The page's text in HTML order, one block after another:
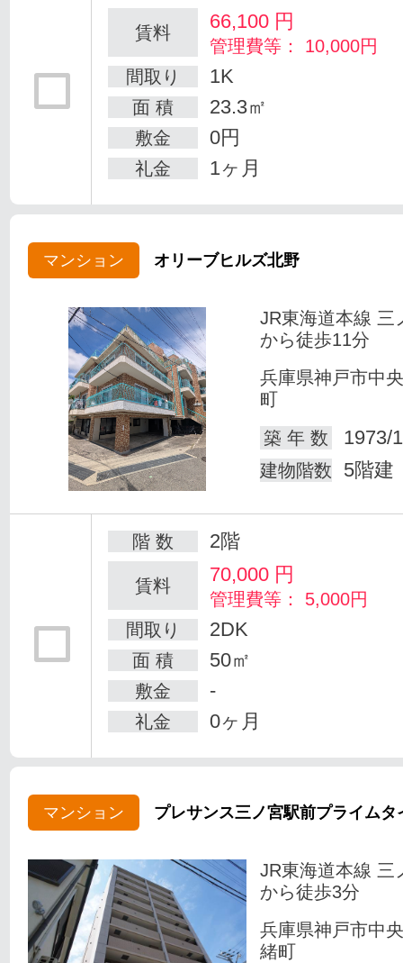
賃料 66,100 円
管理費等： 10,000円
間取り
1K
面 積 23.3㎡
敷金 0円
礼金 1ヶ月
マンション オリーブヒルズ北野
JR東海道本線 三
から徒歩11分
兵庫県神戸市中
町
築 年 数
1973/
建物階数 5階建
階 数 2階
賃料 70,000 円
管理費等： 5,000円
間取り
2DK
面 積 50㎡
敷金 -
礼金 0ヶ月
マンション プレサンス三ノ宮駅前プライムタ
JR東海道本線 三
から徒歩3分
兵庫県神戸市中
緒町